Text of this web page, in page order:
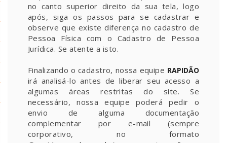
no canto superior direito da sua tela, logo
após, siga os passos para se cadastrar e
observe que existe diferença no cadastro de
Pessoa Física com o Cadastro de Pessoa
Jurídica. Se atente a isto.
Finalizando o cadastro, nossa equipe RAPIDÃO
irá analisá-lo antes de liberar seu acesso a
algumas áreas restritas do site. Se
necessário, nossa equipe poderá pedir o
envio de alguma documentação
complementar por e-mail (sempre
corporativo, no formato